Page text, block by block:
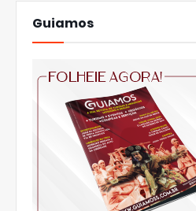
Guiamos